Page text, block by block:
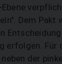
Ebene
Dem Pakt
erfolgen. Für
der